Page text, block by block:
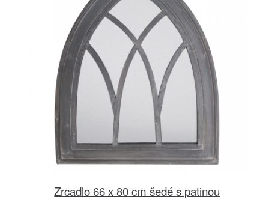
Zrcadlo 66 x 80 cm šedé s patinou